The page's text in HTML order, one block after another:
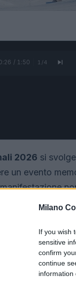
Milano
If you wish
sensitive
confirm
continue
information
/ 1:50 1 /4
2026 si
un evento
le